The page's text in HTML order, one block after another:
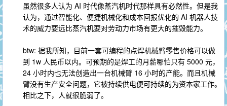
虽然很多人认为 AI 时代像蒸汽机时代那样具有必然性。但是我
认为，通过智能化、便捷机械化和成本回报优化的 AI 机器人技
术的威力要远比蒸汽机要对劳动力市场有更大的摧毁能力。
btw: 据我所知，目前一套可编程的点焊机械臂零售价格可以做
到 1w 人民币以内。可预期的是焊工的月薪哪怕只有 5000 元，
24 小时内也无法创造出一台机械臂 16 小时的产能。而且机械
臂没有生产安全问题，它被持续供电便可持续的为资本家工作。
相比之下，人就很脆弱了。